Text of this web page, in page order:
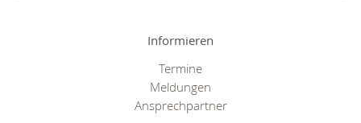
Informieren
Termine
Meldungen
Ansprechpartner